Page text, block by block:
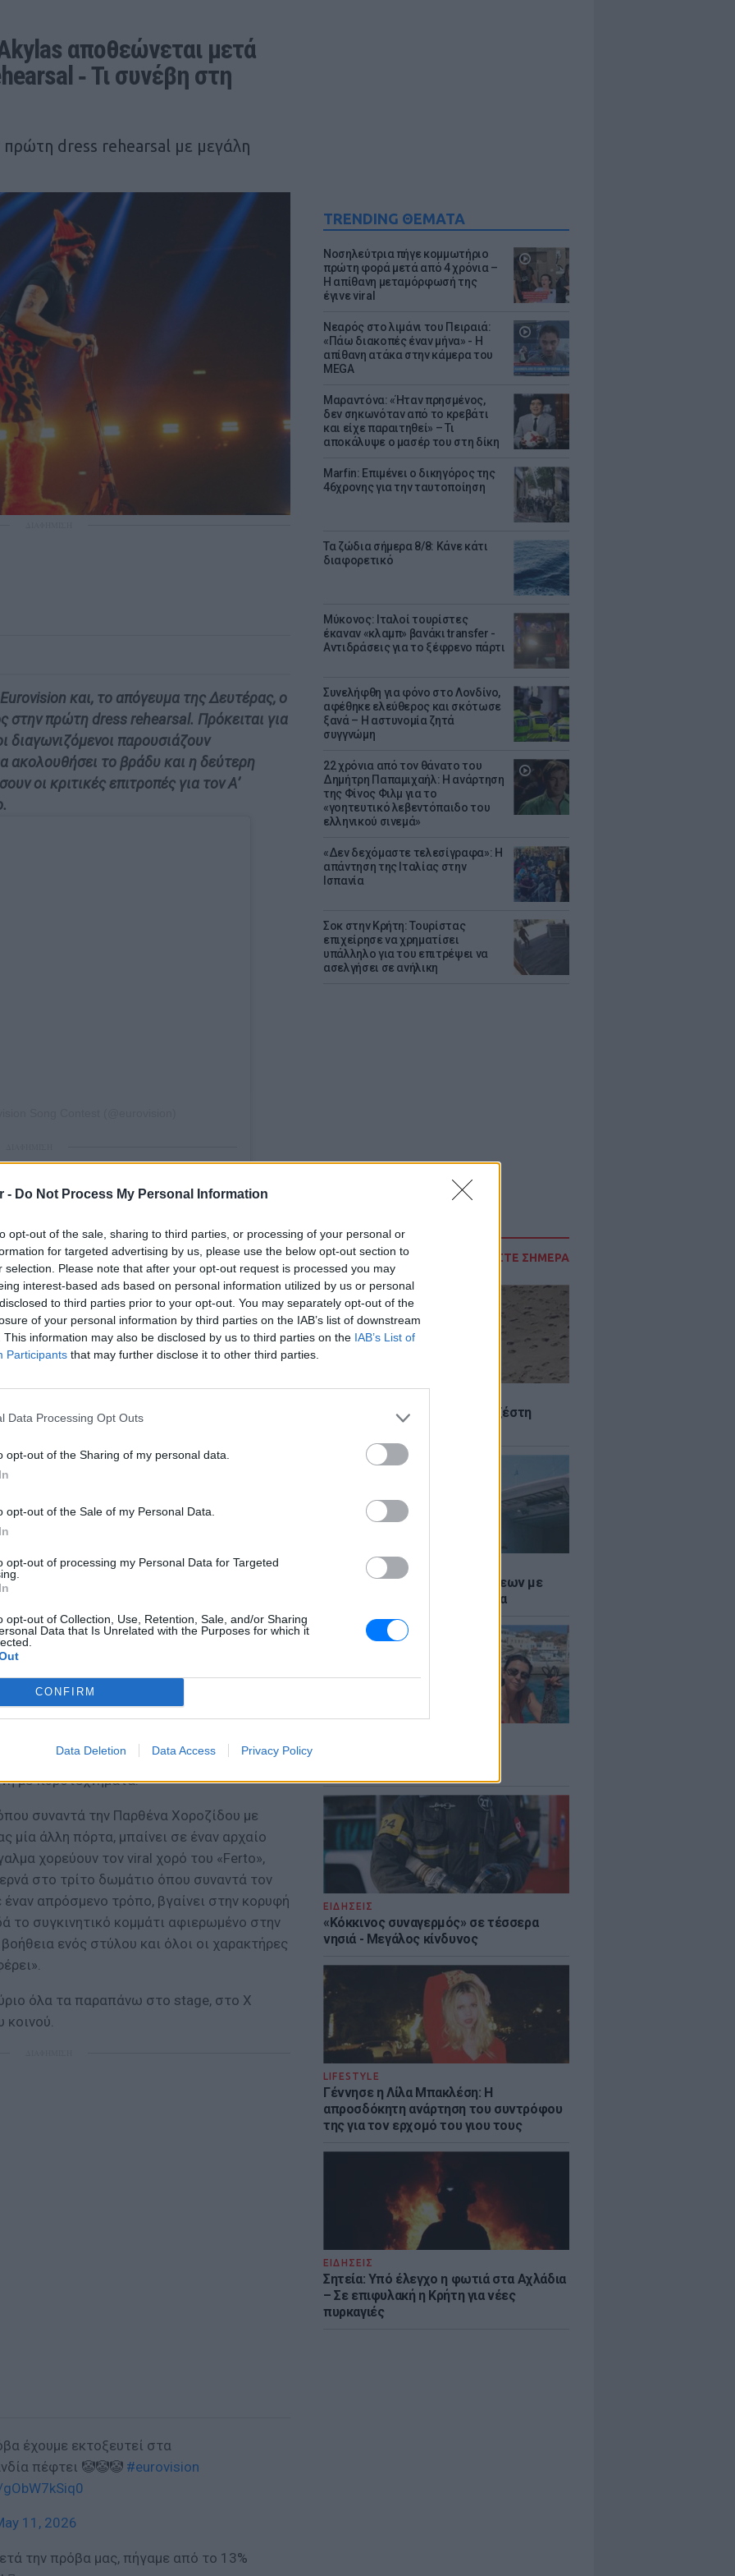
- Do Not Process My Personal Information
opt-out of the sale, sharing to third parties, or processing of your personal or
for targeted advertising by us, please use the below opt-out section to
selection. Please note that after your opt-out request is processed you may
interest-based ads based on personal information utilized by us or personal
to third parties prior to your opt-out. You may separately opt-out of the
of your personal information by third parties on the IAB’s list of downstream
This information may also be disclosed by us to third parties on the IAB’s List of
Participants that may further disclose it to other third parties.
Data Processing Opt Outs
opt-out of the Sharing of my personal data.
opt-out of the Sale of my Personal Data.
opt-out of processing my Personal Data for Targeted
opt-out of Collection, Use, Retention, Sale, and/or Sharing
Data that Is Unrelated with the Purposes for which it
CONFIRM
Data Deletion Data Access Privacy Policy
TRENDING ΘΕΜΑΤΑ
Νοσηλεύτρια πήγε κομμωτήριο
πρώτη φορά μετά από 4 χρόνια –
Η απίθανη μεταμόρφωσή της
έγινε viral
Νεαρός στο λιμάνι του Πειραιά:
«Πάω διακοπές έναν μήνα» - Η
απίθανη ατάκα στην κάμερα του
MEGA
Μαραντόνα: «Ήταν πρησμένος,
δεν σηκωνόταν από το κρεβάτι
και είχε παραιτηθεί» – Τι
αποκάλυψε ο μασέρ του στη δίκη
Marfin: Επιμένει ο δικηγόρος της
46χρονης για την ταυτοποίηση
Τα ζώδια σήμερα 8/8: Κάνε κάτι
διαφορετικό
Μύκονος: Ιταλοί τουρίστες
έκαναν «κλαμπ» βανάκι transfer -
Αντιδράσεις για το ξέφρενο πάρτι
Συνελήφθη για φόνο στο Λονδίνο,
αφέθηκε ελεύθερος και σκότωσε
ξανά – Η αστυνομία ζητά
συγγνώμη
22 χρόνια από τον θάνατο του
Δημήτρη Παπαμιχαήλ: Η ανάρτηση
της Φίνος Φιλμ για το
«γοητευτικό λεβεντόπαιδο του
ελληνικού σινεμά»
«Δεν δεχόμαστε τελεσίγραφα»: Η
απάντηση της Ιταλίας στην
Ισπανία
Σοκ στην Κρήτη: Τουρίστας
επιχείρησε να χρηματίσει
υπάλληλο για του επιτρέψει να
ασελγήσει σε ανήλικη
ΔΙΑΒΑΣΤΕ ΣΗΜΕΡΑ
Καιρός: Πού θα «χτυπήσει» η ζέστη
ΕΙΔΗΣΕΙΣ
Αύγουστος: Ρεκόρ Αναχωρήσεων με
56.000 Ταξιδιώτες στα Λιμάνια
ΕΙΔΗΣΕΙΣ
«Κόκκινος συναγερμός» σε τέσσερα
νησιά - Μεγάλος κίνδυνος
LIFESTYLE
Γέννησε η Λίλα Μπακλέση: Η
απροσδόκητη ανάρτηση του συντρόφου
της για τον ερχομό του γιου τους
ΕΙΔΗΣΕΙΣ
Σητεία: Υπό έλεγχο η φωτιά στα Αχλάδια
– Σε επιφυλακή η Κρήτη για νέες
πυρκαγιές
αποθεώνεται μετά
‑ Τι συνέβη στη
dress rehearsal με μεγάλη
και, το απόγευμα της Δευτέρας, ο
στην πρώτη dress rehearsal. Πρόκειται για
διαγωνιζόμενοι παρουσιάζουν
το βράδυ και η δεύτερη
οι κριτικές επιτροπές για τον Α’
πάντες με το στόμα ανοιχτό και οι
Φωκά Ευαγγελινό να έχει δημιουργήσει
μεταφέρει το eurovisionfun, η εμφάνιση
να πατά το play για να ξεκινήσει η
μέρος βλέπουμε το χαρακτηριστικό
σημείο της λύρας, ο Akylas τραβά από το
κάνοντας αναφορά στην Έλενα
του «My number one». Στο δεύτερο
την αίσθηση πως ο Akylas βρίσκεται σε
αντικείμενα. Αμέσως μετά, παίρνει
με πυροτεχνήματα.
συναντά την Παρθένα Χοροζίδου με
μία άλλη πόρτα, μπαίνει σε έναν αρχαίο
χορεύουν τον viral χορό του «Ferto»,
στο τρίτο δωμάτιο όπου συναντά τον
απρόσμενο τρόπο, βγαίνει στην κορυφή
το συγκινητικό κομμάτι αφιερωμένο στην
ενός στύλου και όλοι οι χαρακτήρες
όλα τα παραπάνω στο stage, στο X
κοινού.
έχουμε εκτοξευτεί στα
πέφτει 🤡🤡🤡 #eurovision
11, 2026
την πρόβα μας, πήγαμε από το 13%